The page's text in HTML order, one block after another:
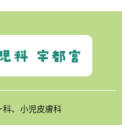
、小児皮膚科